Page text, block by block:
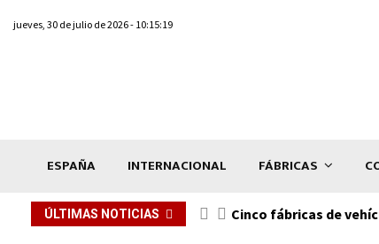
jueves, 30 de julio de 2026 - 10:15:19
ESPAÑA INTERNACIONAL FÁBRICAS
ÚLTIMAS NOTICIAS Cinco fábricas de